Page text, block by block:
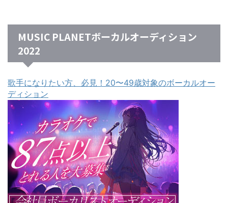
MUSIC PLANETボーカルオーディション
2022
歌手になりたい方、必見！20〜49歳対象のボーカルオー
ディション